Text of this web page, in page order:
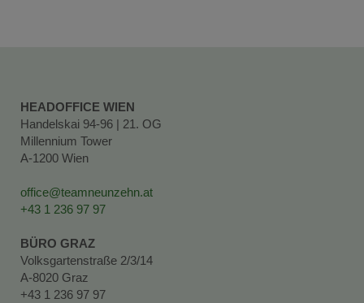
HEADOFFICE WIEN
Handelskai 94-96 | 21. OG
Millennium Tower
A-1200 Wien
office@teamneunzehn.at
+43 1 236 97 97
BÜRO GRAZ
Volksgartenstraße 2/3/14
A-8020 Graz
+43 1 236 97 97